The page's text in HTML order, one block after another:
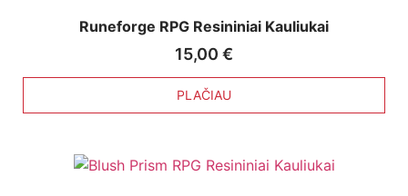
Runeforge RPG Resininiai Kauliukai
15,00 €
PLAČIAU